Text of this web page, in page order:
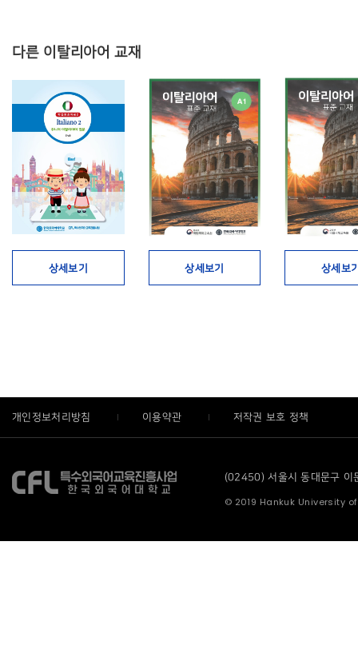
다른 이탈리아어 교재
상세보기 상세보기 상세보
개인정보처리방침 이용약관 저작권 보호 정책
(02450) 서울시 동대문구
© 2019 Hankuk University